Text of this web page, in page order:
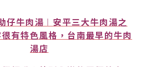
仔牛肉湯︱安平三大牛肉湯之
有特色風格，台南最早的牛肉
湯店